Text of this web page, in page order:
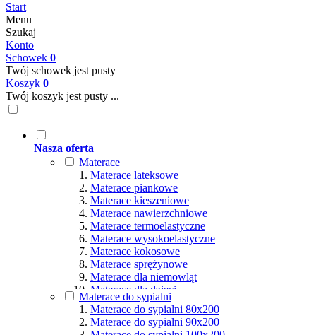
Start
Menu
Szukaj
Konto
Schowek 0
Twój schowek jest pusty
Koszyk 0
Twój koszyk jest pusty ...
Nasza oferta
Materace
Materace lateksowe
Materace piankowe
Materace kieszeniowe
Materace nawierzchniowe
Materace termoelastyczne
Materace wysokoelastyczne
Materace kokosowe
Materace sprężynowe
Materace dla niemowląt
Materace dla dzieci
Materace hybrydowe
Materace naturalne
Materace ortopedyczne
Materace do sypialni
Materace do sypialni 80x200
Materace do sypialni 90x200